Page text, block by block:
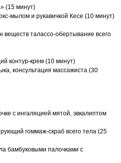
(15 минут)
мылом и рукавичкой Кесе (10 минут)
веществ талассо-обертывание всего
контур-крем (10 минут)
консультация массажиста (30
с ингаляцией мятой, эвкалиптом
гоммаж-скраб всего тела (25
бамбуковыми палочками с